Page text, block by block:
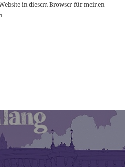
in diesem Browser für meinen